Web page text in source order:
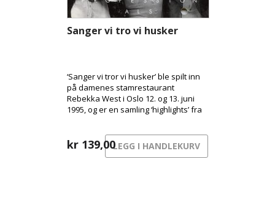
Sanger vi tro vi husker
‘Sanger vi tror vi husker’ ble spilt inn
på damenes stamrestaurant
Rebekka West i Oslo 12. og 13. juni
1995, og er en samling ‘highlights’ fra
kr 139,00LEGG I HANDLEKURV